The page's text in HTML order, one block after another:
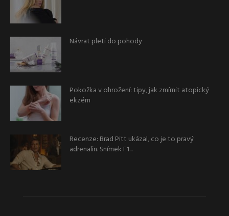
Návrat pleti do pohody
Pokožka v ohrožení: tipy, jak zmírnit atopický
ekzém
Recenze: Brad Pitt ukázal, co je to pravý
adrenalin. Snímek F1...